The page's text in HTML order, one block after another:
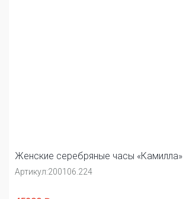
Женские серебряные часы «Камилла»
Артикул:200106.224